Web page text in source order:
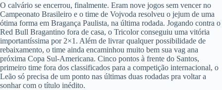
O calvário se encerrou, finalmente. Eram nove jogos sem vencer no
Campeonato Brasileiro e o time de Vojvoda resolveu o jejum de uma
ótima forma em Bragança Paulista, na última rodada. Jogando contra o
Red Bull Bragantino fora de casa, o Tricolor conseguiu uma vitória
importantíssima por 2×1. Além de livrar qualquer possibilidade de
rebaixamento, o time ainda encaminhou muito bem sua vag ana
próxima Copa Sul-Americana. Cinco pontos à frente do Santos,
primeiro time fora dos classificados para a competição internacional, o
Leão só precisa de um ponto nas últimas duas rodadas pra voltar a
sonhar com o título inédito.